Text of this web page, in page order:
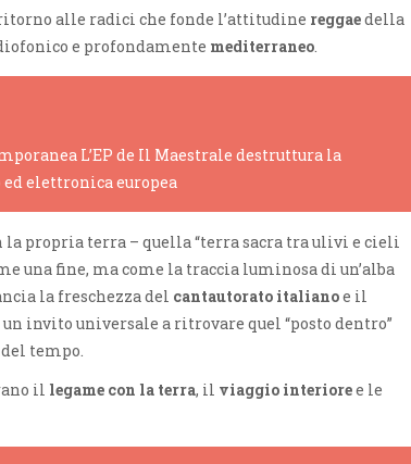
alle radici che fonde l’attitudine reggaedella
e profondamente mediterraneo.
L’EP de Il Maestrale destruttura la
elettronica europea
propria terra – quella “terra sacra tra ulivi e cieli
una fine, ma come la traccia luminosa di un’alba
la freschezza del cantautorato italianoe il
un invito universale a ritrovare quel “posto dentro”
tempo.
il legame con la terra, il viaggio interioree le